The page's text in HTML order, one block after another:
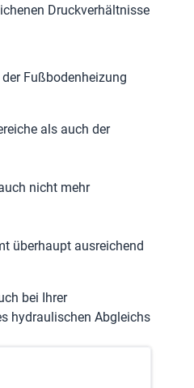
Druckverhältnisse
Fußbodenheizung
als auch der
nicht mehr
überhaupt ausreichend
bei Ihrer
hydraulischen Abgleichs